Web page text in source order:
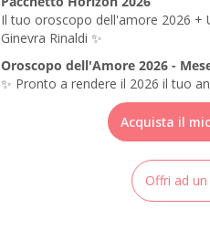
Il tuo oroscopo dell'amore 2026 +
Ginevra Rinaldi ✨
Oroscopo dell'Amore 2026 -
✨ Pronto a rendere il 2026 il tuo
Acquista il
Offri ad